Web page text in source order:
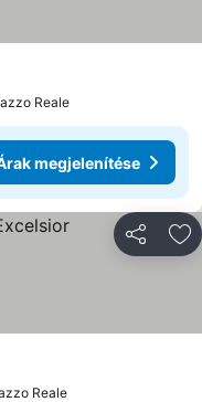
Reale
megjelenítése
Reale